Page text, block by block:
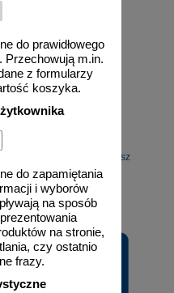
do prawidłowego
Przechowują m.in.
z formularzy
koszyka.
do zapamiętania
i wyborów
na sposób
na stronie,
czy ostatnio
frazy.
naszych
jednocześnie możesz